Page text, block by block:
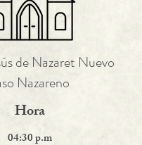
de Nazaret Nuevo
Nazareno
Hora
04:30 p.m